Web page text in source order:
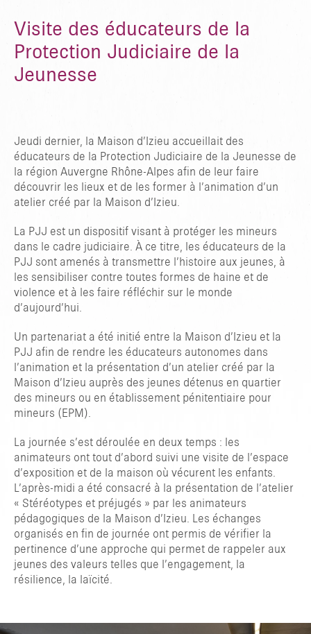
Visite des éducateurs de la
Protection Judiciaire de la
Jeunesse
Jeudi dernier, la Maison d’Izieu accueillait des
éducateurs de la Protection Judiciaire de la Jeunesse de
la région Auvergne Rhône-Alpes afin de leur faire
découvrir les lieux et de les former à l’animation d’un
atelier créé par la Maison d’Izieu.
La PJJ est un dispositif visant à protéger les mineurs
dans le cadre judiciaire. À ce titre, les éducateurs de la
PJJ sont amenés à transmettre l’histoire aux jeunes, à
les sensibiliser contre toutes formes de haine et de
violence et à les faire réfléchir sur le monde
d’aujourd’hui.
Un partenariat a été initié entre la Maison d’Izieu et la
PJJ afin de rendre les éducateurs autonomes dans
l’animation et la présentation d’un atelier créé par la
Maison d’Izieu auprès des jeunes détenus en quartier
des mineurs ou en établissement pénitentiaire pour
mineurs (EPM).
La journée s’est déroulée en deux temps : les
animateurs ont tout d’abord suivi une visite de l’espace
d’exposition et de la maison où vécurent les enfants.
L’après-midi a été consacré à la présentation de l’atelier
« Stéréotypes et préjugés » par les animateurs
pédagogiques de la Maison d’Izieu. Les échanges
organisés en fin de journée ont permis de vérifier la
pertinence d’une approche qui permet de rappeler aux
jeunes des valeurs telles que l’engagement, la
résilience, la laïcité.